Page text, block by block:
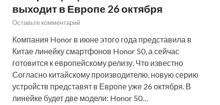
выходит в Европе 26 октября
Оставьте комментарий
Компания Honor в июне этого года представила в
Китае линейку смартфонов Honor 50, а сейчас
готовится к европейскому релизу. Что известно
Согласно китайскому производителю, новую серию
устройств представят в Европе уже 26 октября. В
линейке будет две модели: Honor 50…